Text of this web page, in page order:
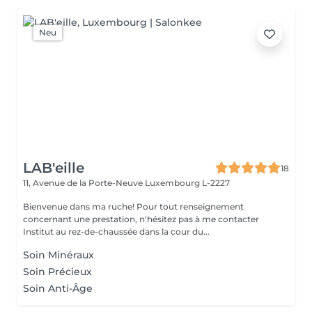
Neu
LAB'eille
18
11, Avenue de la Porte-Neuve Luxembourg L-2227
Bienvenue dans ma ruche! Pour tout renseignement
concernant une prestation, n'hésitez pas à me contacter
Institut au rez-de-chaussée dans la cour du...
Soin Minéraux
Soin Précieux
Soin Anti-Âge